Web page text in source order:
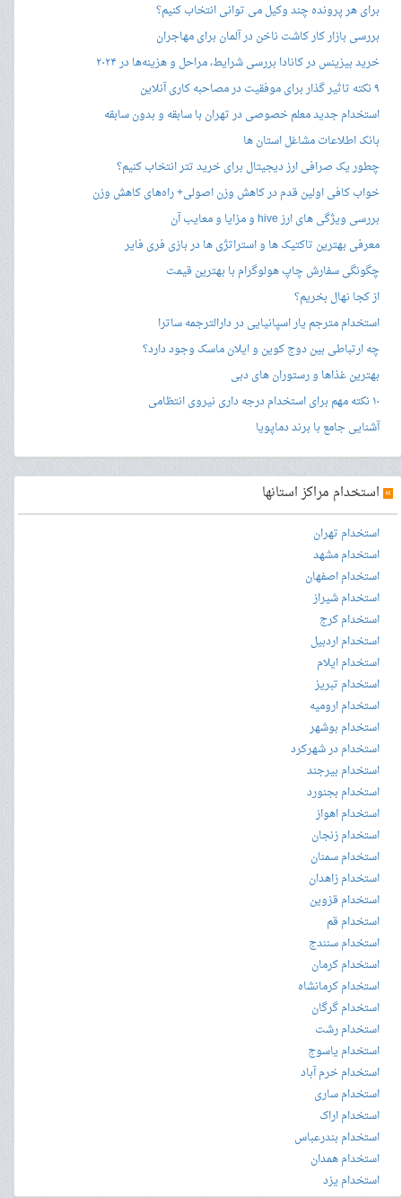
برای هر پرونده چند وکیل می توانی انتخاب کنیم؟
بررسی بازار کار کاشت ناخن در آلمان برای مهاجران
خرید بیزینس در کانادا بررسی شرایط، مراحل و هزینه‌ها در ۲۰۲۴
۹ نکته تاثیر گذار برای موفقیت در مصاحبه کاری آنلاین
استخدام جدید معلم خصوصی در تهران با سابقه و بدون سابقه
بانک اطلاعات مشاغل استان ها
چطور یک صرافی ارز دیجیتال برای خرید تتر انتخاب کنیم؟
خواب کافی اولین قدم در کاهش وزن اصولی+ راه‌های کاهش وزن
بررسی ویژگی های ارز hive و مزایا و معایب آن
معرفی بهترین تاکتیک ها و استراتژی ها در بازی فری فایر
چگونگی سفارش چاپ هولوگرام با بهترین قیمت
از کجا نهال بخریم؟
استخدام مترجم یار اسپانیایی در دارالترجمه ساترا
چه ارتباطی بین دوج کوین و ایلان ماسک وجود دارد؟
بهترین غذاها و رستوران های دبی
۱۰ نکته مهم برای استخدام درجه داری نیروی انتظامی
آشنایی جامع با برند دماپویا
» استخدام مراکز استانها
استخدام تهران
استخدام مشهد
استخدام اصفهان
استخدام شیراز
استخدام کرج
استخدام اردبیل
استخدام ایلام
استخدام تبریز
استخدام ارومیه
استخدام بوشهر
استخدام در شهرکرد
استخدام بیرجند
استخدام بجنورد
استخدام اهواز
استخدام زنجان
استخدام سمنان
استخدام زاهدان
استخدام قزوین
استخدام قم
استخدام سنندج
استخدام کرمان
استخدام کرمانشاه
استخدام گرگان
استخدام رشت
استخدام یاسوج
استخدام خرم آباد
استخدام ساری
استخدام اراک
استخدام بندرعباس
استخدام همدان
استخدام یزد